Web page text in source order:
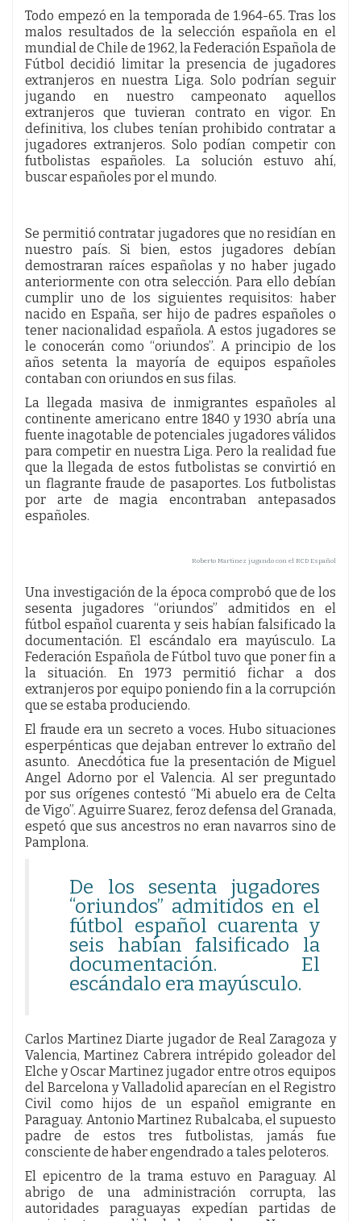
Todo empezó en la temporada de 1.964-65. Tras los
malos resultados de la selección española en el
mundial de Chile de 1962, la Federación Española de
Fútbol decidió limitar la presencia de jugadores
extranjeros en nuestra Liga. Solo podrían seguir
jugando en nuestro campeonato aquellos
extranjeros que tuvieran contrato en vigor. En
definitiva, los clubes tenían prohibido contratar a
jugadores extranjeros. Solo podían competir con
futbolistas españoles. La solución estuvo ahí,
buscar españoles por el mundo.
Se permitió contratar jugadores que no residían en
nuestro país. Si bien, estos jugadores debían
demostraran raíces españolas y no haber jugado
anteriormente con otra selección. Para ello debían
cumplir uno de los siguientes requisitos: haber
nacido en España, ser hijo de padres españoles o
tener nacionalidad española. A estos jugadores se
le conocerán como “oriundos”. A principio de los
años setenta la mayoría de equipos españoles
contaban con oriundos en sus filas.
La llegada masiva de inmigrantes españoles al
continente americano entre 1840 y 1930 abría una
fuente inagotable de potenciales jugadores válidos
para competir en nuestra Liga. Pero la realidad fue
que la llegada de estos futbolistas se convirtió en
un flagrante fraude de pasaportes. Los futbolistas
por arte de magia encontraban antepasados
españoles.
Roberto Martinez jugando con el RCD Español
Una investigación de la época comprobó que de los
sesenta jugadores “oriundos” admitidos en el
fútbol español cuarenta y seis habían falsificado la
documentación. El escándalo era mayúsculo. La
Federación Española de Fútbol tuvo que poner fin a
la situación. En 1973 permitió fichar a dos
extranjeros por equipo poniendo fin a la corrupción
que se estaba produciendo.
El fraude era un secreto a voces. Hubo situaciones
esperpénticas que dejaban entrever lo extraño del
asunto. Anecdótica fue la presentación de Miguel
Angel Adorno por el Valencia. Al ser preguntado
por sus orígenes contestó “Mi abuelo era de Celta
de Vigo”. Aguirre Suarez, feroz defensa del Granada,
espetó que sus ancestros no eran navarros sino de
Pamplona.
De los sesenta jugadores
“oriundos” admitidos en el
fútbol español cuarenta y
seis habían falsificado la
documentación. El
escándalo era mayúsculo.
Carlos Martinez Diarte jugador de Real Zaragoza y
Valencia, Martinez Cabrera intrépido goleador del
Elche y Oscar Martinez jugador entre otros equipos
del Barcelona y Valladolid aparecían en el Registro
Civil como hijos de un español emigrante en
Paraguay. Antonio Martinez Rubalcaba, el supuesto
padre de estos tres futbolistas, jamás fue
consciente de haber engendrado a tales peloteros.
El epicentro de la trama estuvo en Paraguay. Al
abrigo de una administración corrupta, las
autoridades paraguayas expedían partidas de